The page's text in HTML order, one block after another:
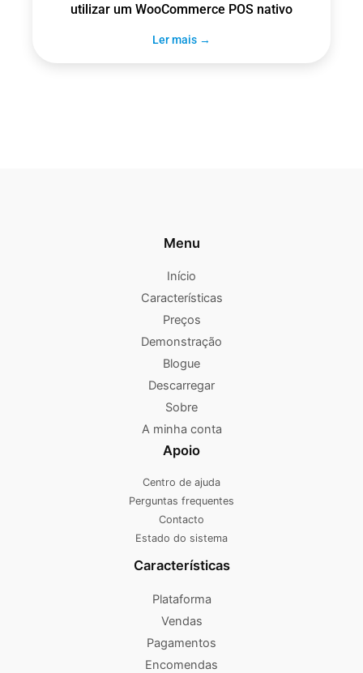
utilizar um WooCommerce POS nativo
Ler mais →
Menu
Início
Características
Preços
Demonstração
Blogue
Descarregar
Sobre
A minha conta
Apoio
Centro de ajuda
Perguntas frequentes
Contacto
Estado do sistema
Características
Plataforma
Vendas
Pagamentos
Encomendas